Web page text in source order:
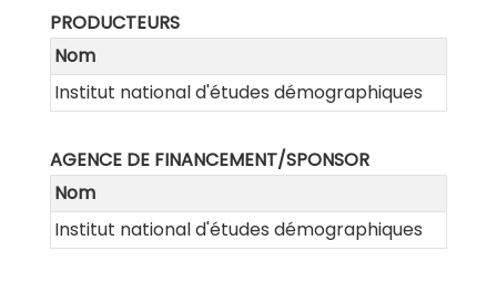
PRODUCTEURS
Nom
Institut national d'études démographiques
AGENCE DE FINANCEMENT/SPONSOR
Nom
Institut national d'études démographiques